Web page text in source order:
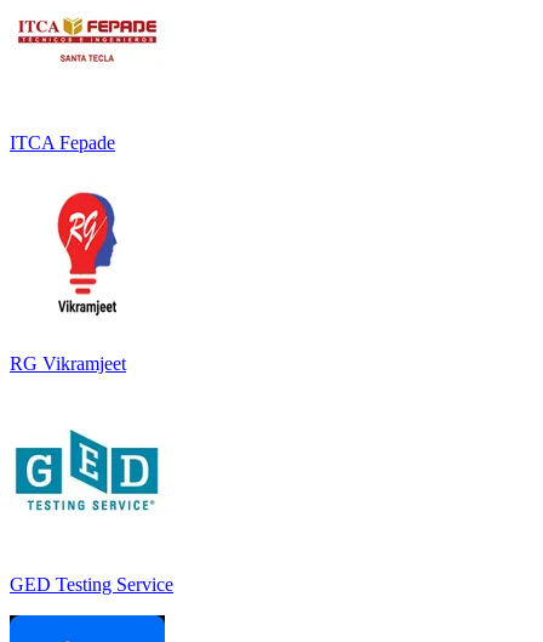
ITCA Fepade
RG Vikramjeet
GED Testing Service